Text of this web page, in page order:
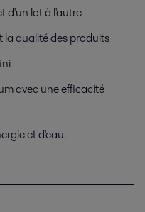
d'un lot à l'autre
la qualité des produits
avec une efficacité
et d'eau.